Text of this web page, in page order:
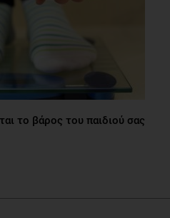
το βάρος του παιδιού σας